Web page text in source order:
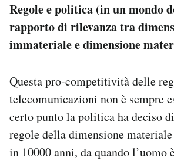
Regole e politica (in un mondo
rapporto di rilevanza tra
immateriale e dimensione
Questa pro-competitività delle
telecomunicazioni non è sempre
certo punto la politica ha deciso
regole della dimensione
in 10000 anni, da quando l’uomo